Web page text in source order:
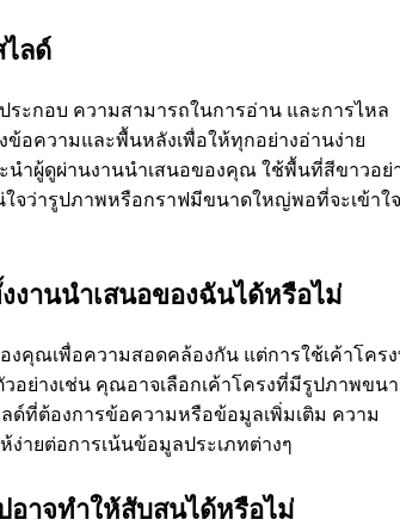
ลด์
ะกอบ ความสามารถในการอ่าน และการไหล
อความและพื้นหลังเพื่อให้ทุกอย่างอ่านง่าย
าผู้ดูผ่านงานนําเสนอของคุณ ใช้พื้นที่สีขาวอย่
จว่ารูปภาพหรือกราฟมีขนาดใหญ่พอที่จะเข้าใ
งานนําเสนอของฉันได้หรือไม่
งคุณเพื่อความสอดคล้องกัน แต่การใช้เค้าโคร
อย่างเช่น คุณอาจเลือกเค้าโครงที่มีรูปภาพขน
ด์ที่ต้องการข้อความหรือข้อมูลเพิ่มเติม ความ
ายต่อการเน้นข้อมูลประเภทต่างๆ
อาจทําให้สับสนได้หรือไม่